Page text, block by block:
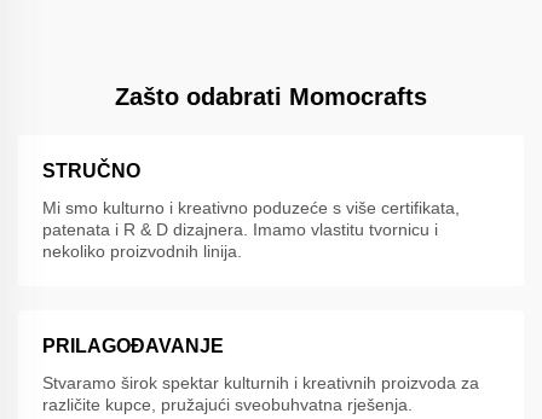
Zašto odabrati Momocrafts
STRUČNO
Mi smo kulturno i kreativno poduzeće s više certifikata,
patenata i R & D dizajnera. Imamo vlastitu tvornicu i
nekoliko proizvodnih linija.
PRILAGOĐAVANJE
Stvaramo širok spektar kulturnih i kreativnih proizvoda za
različite kupce, pružajući sveobuhvatna rješenja.